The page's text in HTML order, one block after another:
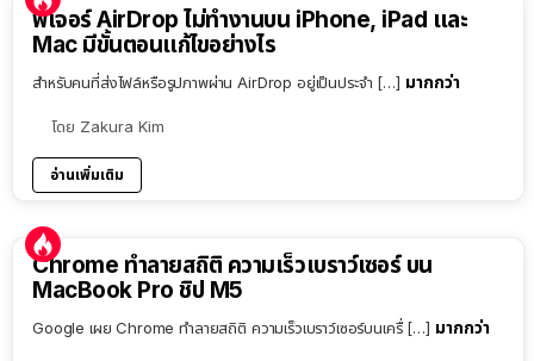
ฟีเจอร์ AirDrop ไม่ทำงานบน iPhone, iPad และ
Mac มีขั้นตอนแก้ไขอย่างไร
สำหรับคนที่ส่งไฟล์หรือรูปภาพผ่าน AirDrop อยู่เป็นประจำ […] มากกว่า
โดย Zakura Kim
อ่านเพิ่มเติม
Chrome ทำลายสถิติ ความเร็วเบราว์เซอร์ บน
MacBook Pro ชิป M5
Google เผย Chrome ทำลายสถิติ ความเร็วเบราว์เซอร์บนเครื่ […] มากกว่า